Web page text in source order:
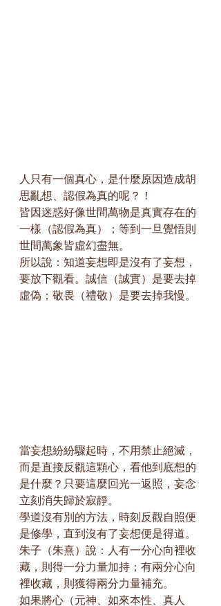
人只有一個真心，是什麼原因造成胡
思亂想、認假為真的呢？！
皆因迷惑好像世間萬物是真實存在的
一樣（認假為真）；等到一旦覺悟則
世間萬象皆虛幻盡無。
所以說：知道妄想即是沒有了妄想，
要放下觀看。誠信（誠實）是要去掉
虛偽；敬畏（禮敬）是要去掉我慢。
當妄想紛紛驟起時，不用禁止絕滅，
而是直接反觀這顆心，看他到底想的
是什麼？只要這麼回光一返照，妄念
立刻消失歸於寂靜。
學道沒有別的方法，時刻反觀自照便
是修學，直到沒有了妄想便是得道。
朱子（朱熹）說：人有一分心向裡收
藏，則得一分力量加持；有兩分心向
裡收藏，則獲得兩分力量補充。
如果將心（元神、如來本性、真人